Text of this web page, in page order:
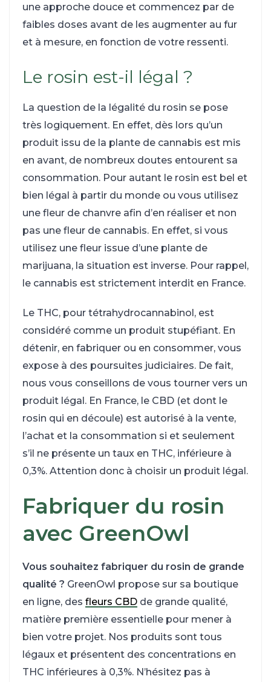
une approche douce et commencez par de
faibles doses avant de les augmenter au fur
et à mesure, en fonction de votre ressenti.
Le rosin est-il légal ?
La question de la légalité du rosin se pose
très logiquement. En effet, dès lors qu’un
produit issu de la plante de cannabis est mis
en avant, de nombreux doutes entourent sa
consommation. Pour autant le rosin est bel et
bien légal à partir du monde ou vous utilisez
une fleur de chanvre afin d’en réaliser et non
pas une fleur de cannabis. En effet, si vous
utilisez une fleur issue d’une plante de
marijuana, la situation est inverse. Pour rappel,
le cannabis est strictement interdit en France.
Le THC, pour tétrahydrocannabinol, est
considéré comme un produit stupéfiant. En
détenir, en fabriquer ou en consommer, vous
expose à des poursuites judiciaires. De fait,
nous vous conseillons de vous tourner vers un
produit légal. En France, le CBD (et dont le
rosin qui en découle) est autorisé à la vente,
l’achat et la consommation si et seulement
s’il ne présente un taux en THC, inférieure à
0,3%. Attention donc à choisir un produit légal.
Fabriquer du rosin
avec GreenOwl
Vous souhaitez fabriquer du rosin de grande
qualité ? GreenOwl propose sur sa boutique
en ligne, des fleurs CBDde grande qualité,
matière première essentielle pour mener à
bien votre projet. Nos produits sont tous
légaux et présentent des concentrations en
THC inférieures à 0,3%. N’hésitez pas à